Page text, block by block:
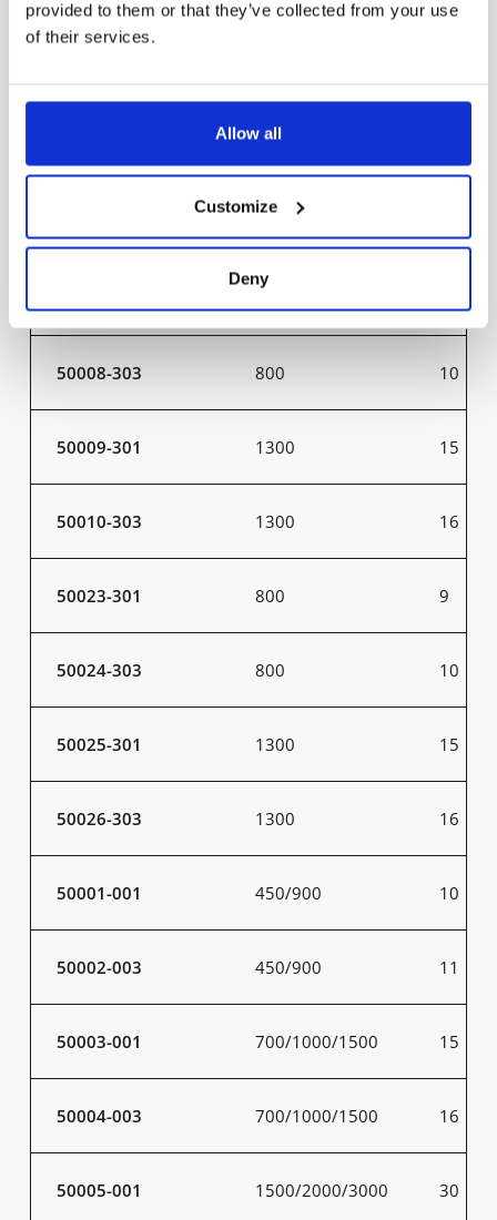
provided to them or that they’ve collected from your use
of their services.
Allow all
Customize
Deny
50008-303 800 10
50009-301 1300 15
50010-303 1300 16
50023-301 800 9
50024-303 800 10
50025-301 1300 15
50026-303 1300 16
50001-001 450/900 10
50002-003 450/900 11
50003-001 700/1000/1500 15
50004-003 700/1000/1500 16
50005-001 1500/2000/3000 30